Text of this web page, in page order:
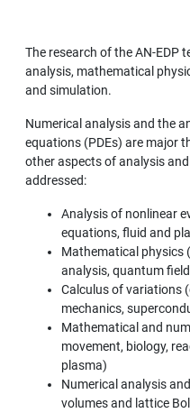
The research of the AN-EDP
analysis, mathematical
and simulation.
Numerical analysis and the
equations (PDEs) are major
other aspects of analysis
addressed:
Analysis of nonlinear
equations, fluid and
Mathematical physics
analysis, quantum
Calculus of variations
mechanics,
Mathematical and
movement, biology,
plasma)
Numerical analysis
volumes and lattice